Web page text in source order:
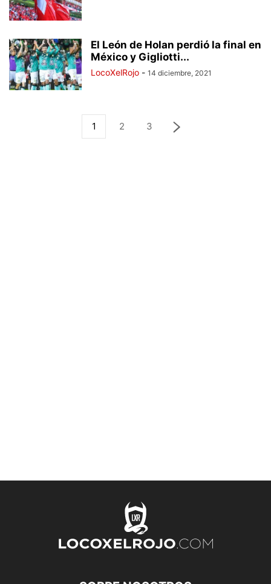
El León de Holan perdió la final en
México y Gigliotti...
LocoXelRojo - 14 diciembre, 2021
1 2 3